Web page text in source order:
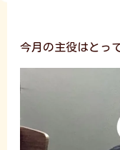
今月の主役はとっ